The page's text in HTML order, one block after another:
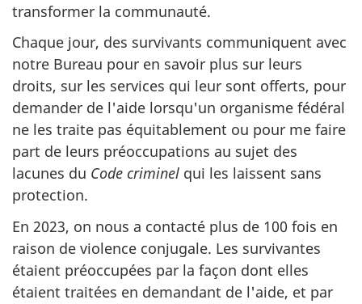
transformer la communauté.
Chaque jour, des survivants communiquent avec
notre Bureau pour en savoir plus sur leurs
droits, sur les services qui leur sont offerts, pour
demander de l'aide lorsqu'un organisme fédéral
ne les traite pas équitablement ou pour me faire
part de leurs préoccupations au sujet des
lacunes du Code criminel qui les laissent sans
protection.
En 2023, on nous a contacté plus de 100 fois en
raison de violence conjugale. Les survivantes
étaient préoccupées par la façon dont elles
étaient traitées en demandant de l'aide, et par